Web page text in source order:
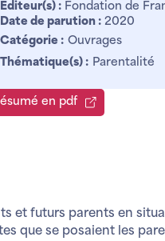
Éditeur(s) : Fondation de
Date de parution : 2020
Catégorie : Ouvrages
Thématique(s) : Parentalité
en pdf
et futurs parents en
que se posaient les